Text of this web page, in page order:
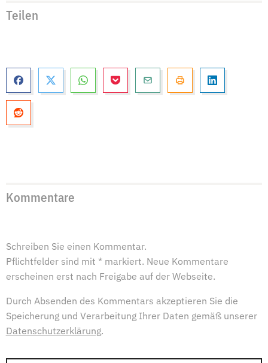
Teilen
Kommentare
Schreiben Sie einen Kommentar.
Pflichtfelder sind mit * markiert. Neue Kommentare
erscheinen erst nach Freigabe auf der Webseite.
Durch Absenden des Kommentars akzeptieren Sie die
Speicherung und Verarbeitung Ihrer Daten gemäß unserer
Datenschutzerklärung.